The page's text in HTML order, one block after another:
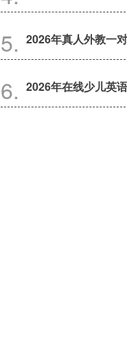
2026年真人外教一
2026年在线少儿英